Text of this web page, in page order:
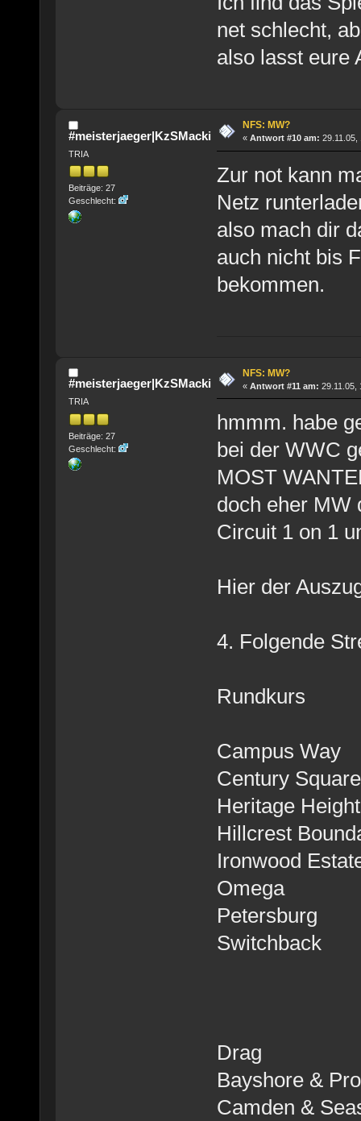
net schlecht,
also lasst eure
#meisterjaeger|KzSMacki
TRIA
Beiträge: 27
Geschlecht:
NFS: MW?
« Antwort #10 am: 29.11.05,
Zur not kann
Netz
also mach dir
auch nicht bis
bekommen.
#meisterjaeger|KzSMacki
TRIA
Beiträge: 27
Geschlecht:
NFS: MW?
« Antwort #11 am: 29.11.05,
hmmm. habe
bei der WWC
MOST
doch eher MW
Circuit 1 on 1
Hier der
4. Folgende
Rundkurs
Campus Way
Century Square
Heritage
Hillcrest
Ironwood
Omega
Petersburg
Switchback
Drag
Bayshore &
Camden &